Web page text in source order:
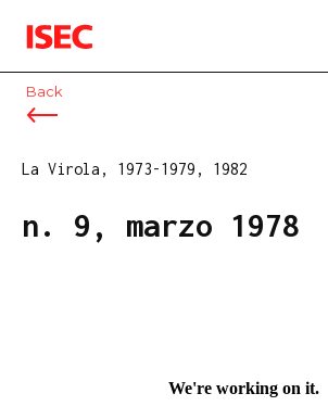
ISEC
Back
La Virola, 1973-1979, 1982
n. 9, marzo 1978